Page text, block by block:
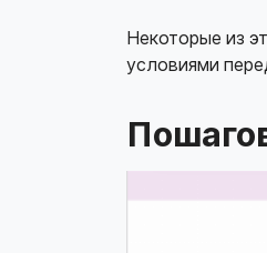
Некоторые из
условиями